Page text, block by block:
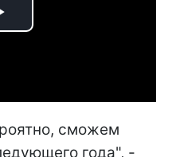
сможем
года", -